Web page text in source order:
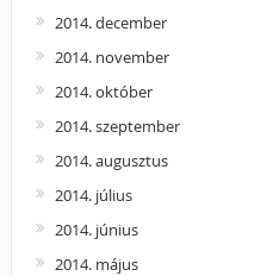
2014. december
2014. november
2014. október
2014. szeptember
2014. augusztus
2014. július
2014. június
2014. május